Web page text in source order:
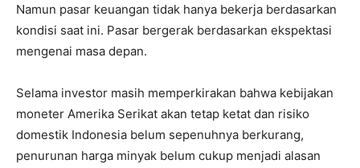
Namun pasar keuangan tidak hanya bekerja berdasarkan
kondisi saat ini. Pasar bergerak berdasarkan ekspektasi
mengenai masa depan.
Selama investor masih memperkirakan bahwa kebijakan
moneter Amerika Serikat akan tetap ketat dan risiko
domestik Indonesia belum sepenuhnya berkurang,
penurunan harga minyak belum cukup menjadi alasan